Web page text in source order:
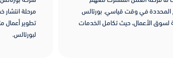
بورتالس
الخدمات
مرحلة انتشار خدماتنا وأصبح إسمنا
تطوير أعمال متكاملة، وما يميزها أنها